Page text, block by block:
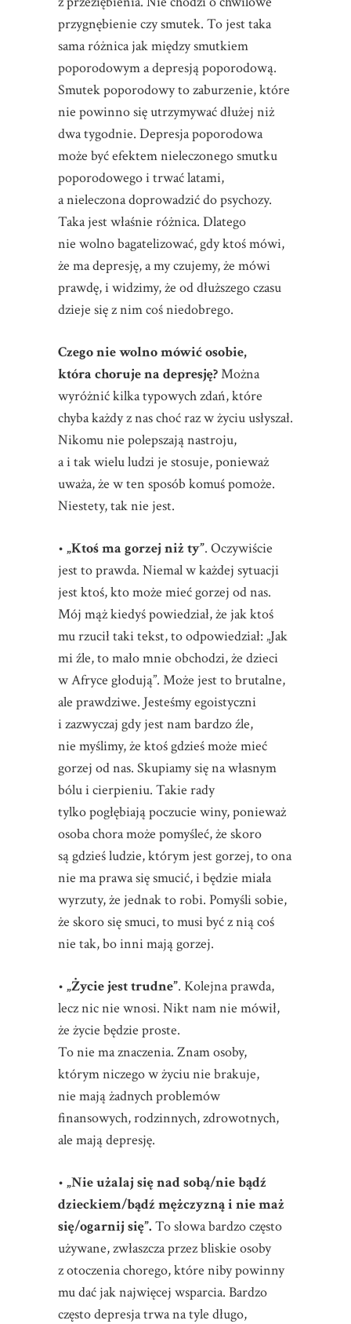
przygnębienie czy smutek. To jest taka
sama różnica jak między smutkiem
poporodowym a depresją poporodową.
Smutek poporodowy to zaburzenie, które
nie powinno się utrzymywać dłużej niż
dwa tygodnie. Depresja poporodowa
może być efektem nieleczonego smutku
poporodowego i trwać latami,
a nieleczona doprowadzić do psychozy.
Taka jest właśnie różnica. Dlatego
nie wolno bagatelizować, gdy ktoś mówi,
że ma depresję, a my czujemy, że mówi
prawdę, i widzimy, że od dłuższego czasu
dzieje się z nim coś niedobrego.
Czego nie wolno mówić osobie,
która choruje na depresję?Można
wyróżnić kilka typowych zdań, które
chyba każdy z nas choć raz w życiu usłyszał.
Nikomu nie polepszają nastroju,
a i tak wielu ludzi je stosuje, ponieważ
uważa, że w ten sposób komuś pomoże.
Niestety, tak nie jest.
• „Ktoś ma gorzej niż ty”. Oczywiście
jest to prawda. Niemal w każdej sytuacji
jest ktoś, kto może mieć gorzej od nas.
Mój mąż kiedyś powiedział, że jak ktoś
mu rzucił taki tekst, to odpowiedział: „Jak
mi źle, to mało mnie obchodzi, że dzieci
w Afryce głodują”. Może jest to brutalne,
ale prawdziwe. Jesteśmy egoistyczni
i zazwyczaj gdy jest nam bardzo źle,
nie myślimy, że ktoś gdzieś może mieć
gorzej od nas. Skupiamy się na własnym
bólu i cierpieniu. Takie rady
tylko pogłębiają poczucie winy, ponieważ
osoba chora może pomyśleć, że skoro
są gdzieś ludzie, którym jest gorzej, to ona
nie ma prawa się smucić, i będzie miała
wyrzuty, że jednak to robi. Pomyśli sobie,
że skoro się smuci, to musi być z nią coś
nie tak, bo inni mają gorzej.
• „Życie jest trudne”. Kolejna prawda,
lecz nic nie wnosi. Nikt nam nie mówił,
że życie będzie proste.
To nie ma znaczenia. Znam osoby,
którym niczego w życiu nie brakuje,
nie mają żadnych problemów
finansowych, rodzinnych, zdrowotnych,
ale mają depresję.
• „Nie użalaj się nad sobą/nie bądź
dzieckiem/bądź mężczyzną i nie maż
się/ogarnij się”. To słowa bardzo często
używane, zwłaszcza przez bliskie osoby
z otoczenia chorego, które niby powinny
mu dać jak najwięcej wsparcia. Bardzo
często depresja trwa na tyle długo,